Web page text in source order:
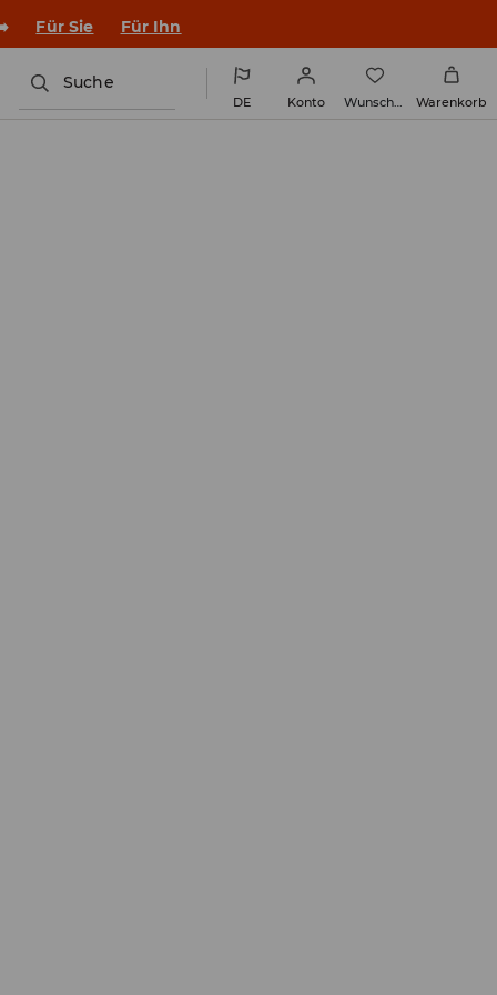
Für Sie Für Ihn
Suche
DE Konto Wunschliste Warenkorb